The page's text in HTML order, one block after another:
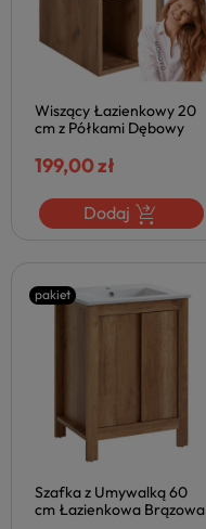
Wiszący Łazienkowy 20
cm z Półkami Dębowy
Retro CLASSIC
199,00 zł
Dodaj
pakiet
Szafka z Umywalką 60
cm Łazienkowa Brązowa